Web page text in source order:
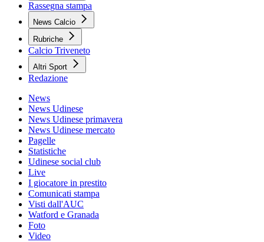
Rassegna stampa
News Calcio
Rubriche
Calcio Triveneto
Altri Sport
Redazione
News
News Udinese
News Udinese primavera
News Udinese mercato
Pagelle
Statistiche
Udinese social club
Live
I giocatore in prestito
Comunicati stampa
Visti dall'AUC
Watford e Granada
Foto
Video